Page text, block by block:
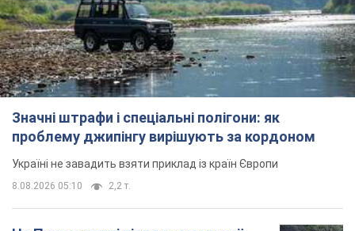
Значні штрафи і спеціальні полігони: як
проблему джипінгу вирішують за кордоном
Україні не завадить взяти приклад із країн Європи
8.08.2026 05:10 2,2 т.